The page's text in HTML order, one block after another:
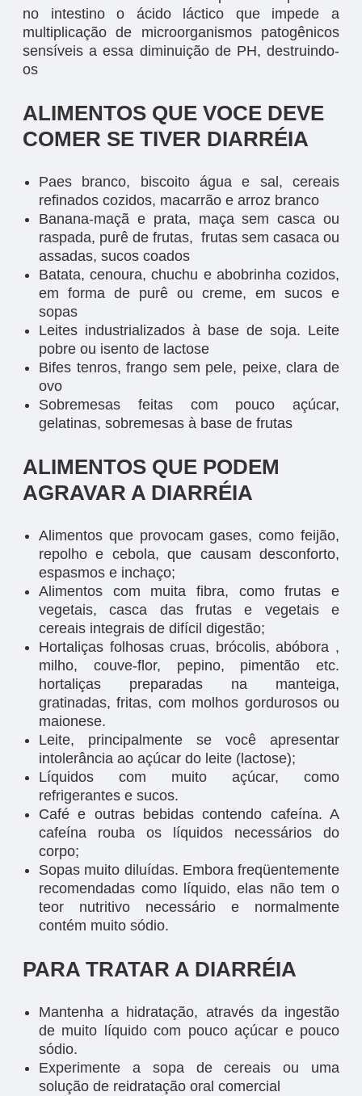
no intestino o ácido láctico que impede a
multiplicação de microorganismos patogênicos
sensíveis a essa diminuição de PH, destruindo-
os
ALIMENTOS QUE VOCE DEVE
COMER SE TIVER DIARRÉIA
Paes branco, biscoito água e sal, cereais
refinados cozidos, macarrão e arroz branco
Banana-maçã e prata, maça sem casca ou
raspada, purê de frutas, frutas sem casaca ou
assadas, sucos coados
Batata, cenoura, chuchu e abobrinha cozidos,
em forma de purê ou creme, em sucos e
sopas
Leites industrializados à base de soja. Leite
pobre ou isento de lactose
Bifes tenros, frango sem pele, peixe, clara de
ovo
Sobremesas feitas com pouco açúcar,
gelatinas, sobremesas à base de frutas
ALIMENTOS QUE PODEM
AGRAVAR A DIARRÉIA
Alimentos que provocam gases, como feijão,
repolho e cebola, que causam desconforto,
espasmos e inchaço;
Alimentos com muita fibra, como frutas e
vegetais, casca das frutas e vegetais e
cereais integrais de difícil digestão;
Hortaliças folhosas cruas, brócolis, abóbora ,
milho, couve-flor, pepino, pimentão etc.
hortaliças preparadas na manteiga,
gratinadas, fritas, com molhos gordurosos ou
maionese.
Leite, principalmente se você apresentar
intolerância ao açúcar do leite (lactose);
Líquidos com muito açúcar, como
refrigerantes e sucos.
Café e outras bebidas contendo cafeína. A
cafeína rouba os líquidos necessários do
corpo;
Sopas muito diluídas. Embora freqüentemente
recomendadas como líquido, elas não tem o
teor nutritivo necessário e normalmente
contém muito sódio.
PARA TRATAR A DIARRÉIA
Mantenha a hidratação, através da ingestão
de muito líquido com pouco açúcar e pouco
sódio.
Experimente a sopa de cereais ou uma
solução de reidratação oral comercial